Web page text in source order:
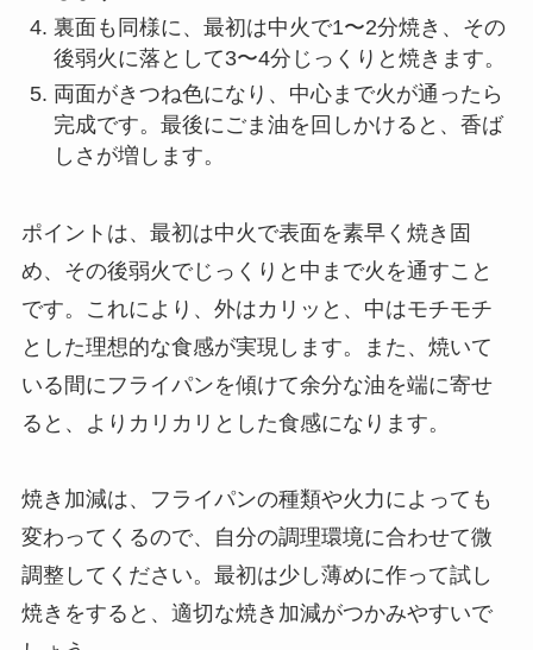
裏面も同様に、最初は中火で1〜2分焼き、その
後弱火に落として3〜4分じっくりと焼きます。
両面がきつね色になり、中心まで火が通ったら
完成です。最後にごま油を回しかけると、香ば
しさが増します。
ポイントは、最初は中火で表面を素早く焼き固
め、その後弱火でじっくりと中まで火を通すこと
です。これにより、外はカリッと、中はモチモチ
とした理想的な食感が実現します。また、焼いて
いる間にフライパンを傾けて余分な油を端に寄せ
ると、よりカリカリとした食感になります。
焼き加減は、フライパンの種類や火力によっても
変わってくるので、自分の調理環境に合わせて微
調整してください。最初は少し薄めに作って試し
焼きをすると、適切な焼き加減がつかみやすいで